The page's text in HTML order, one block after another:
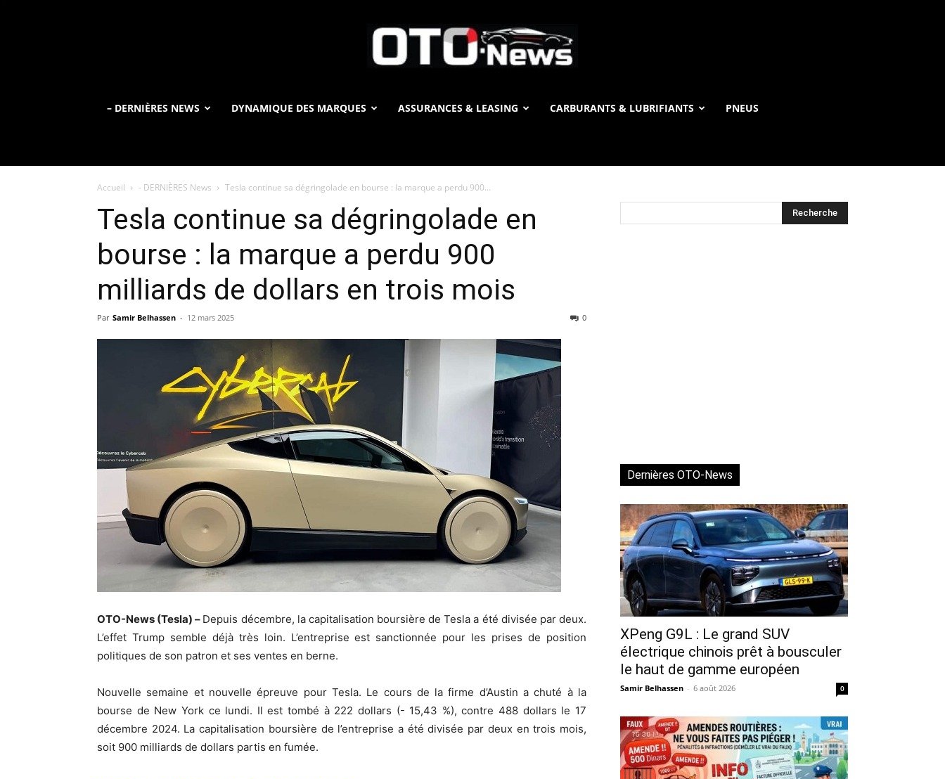
OTO
News
– DERNIÈRES NEWS DYNAMIQUE DES MARQUES ASSURANCES & LEASING CARBURANTS & LUBRIFIANTS PNEUS
Accueil - DERNIÈRES News Tesla continue sa dégringolade en bourse : la marque a perdu 900...
Tesla continue sa dégringolade en
bourse : la marque a perdu 900
milliards de dollars en trois mois
Par Samir Belhassen - 12 mars 2025 0
OTO-News (Tesla) – Depuis décembre, la capitalisation boursière de Tesla a été divisée par deux.
L’effet Trump semble déjà très loin. L’entreprise est sanctionnée pour les prises de position
politiques de son patron et ses ventes en berne.
Nouvelle semaine et nouvelle épreuve pour Tesla. Le cours de la firme d’Austin a chuté à la
bourse de New York ce lundi. Il est tombé à 222 dollars (- 15,43 %), contre 488 dollars le 17
décembre 2024. La capitalisation boursière de l’entreprise a été divisée par deux en trois mois,
soit 900 milliards de dollars partis en fumée.
Dernières OTO-News
XPeng G9L : Le grand SUV
électrique chinois prêt à bousculer
le haut de gamme européen
Samir Belhassen - 6 août 2026 0